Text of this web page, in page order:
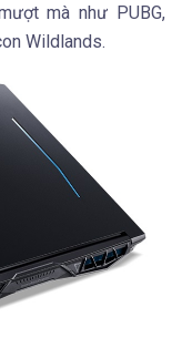
mà như PUBG,
Wildlands.